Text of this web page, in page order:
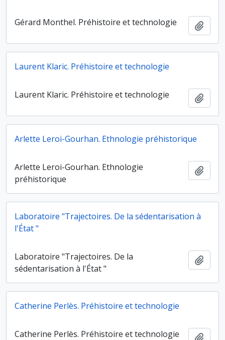
Gérard Monthel. Préhistoire et technologie
Laurent Klaric. Préhistoire et technologie
Laurent Klaric. Préhistoire et technologie
Arlette Leroi-Gourhan. Ethnologie préhistorique
Arlette Leroi-Gourhan. Ethnologie
préhistorique
Laboratoire "Trajectoires. De la sédentarisation à
l'État "
Laboratoire "Trajectoires. De la
sédentarisation à l'État "
Catherine Perlès. Préhistoire et technologie
Catherine Perlès. Préhistoire et technologie